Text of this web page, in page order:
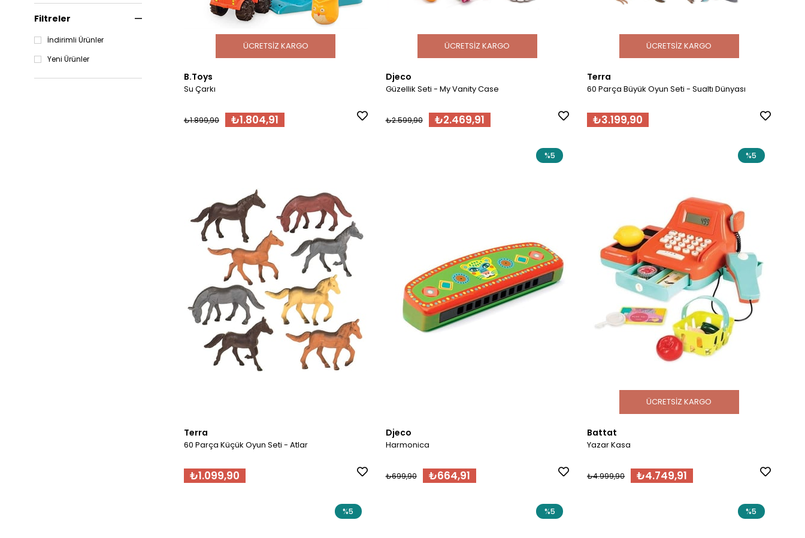
Filtreler
İndirimli Ürünler
Yeni Ürünler
B.Toys
Su Çarkı
₺1.804,91
₺1.899,90
ÜCRETSIZ KARGO
Djeco
Güzellik Seti - My Vanity Case
₺2.469,91
₺2.599,90
ÜCRETSIZ KARGO
Terra
60 Parça Büyük Oyun Seti - Sualtı Dünyası
₺3.199,90
ÜCRETSIZ KARGO
Terra
60 Parça Küçük Oyun Seti - Atlar
₺1.099,90
Djeco
Harmonica
₺664,91
₺699,90
%5
Battat
Yazar Kasa
₺4.749,91
₺4.999,90
%5
ÜCRETSIZ KARGO
%5 %5 %5